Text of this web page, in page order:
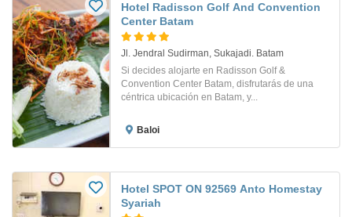
Hotel Radisson Golf And Convention
Center Batam
Jl. Jendral Sudirman, Sukajadi. Batam
Si decides alojarte en Radisson Golf &
Convention Center Batam, disfrutarás de una
céntrica ubicación en Batam, y...
Baloi
Hotel SPOT ON 92569 Anto Homestay
Syariah